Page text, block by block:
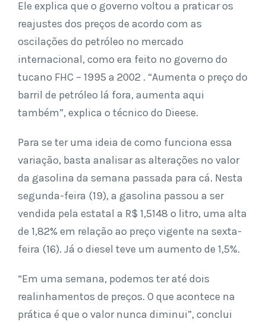
Ele explica que o governo voltou a praticar os
reajustes dos preços de acordo com as
oscilações do petróleo no mercado
internacional, como era feito no governo do
tucano FHC – 1995 a 2002 . “Aumenta o preço do
barril de petróleo lá fora, aumenta aqui
também”, explica o técnico do Dieese.
Para se ter uma ideia de como funciona essa
variação, basta analisar as alterações no valor
da gasolina da semana passada para cá. Nesta
segunda-feira (19), a gasolina passou a ser
vendida pela estatal a R$ 1,5148 o litro, uma alta
de 1,82% em relação ao preço vigente na sexta-
feira (16). Já o diesel teve um aumento de 1,5%.
“Em uma semana, podemos ter até dois
realinhamentos de preços. O que acontece na
prática é que o valor nunca diminui”, conclui